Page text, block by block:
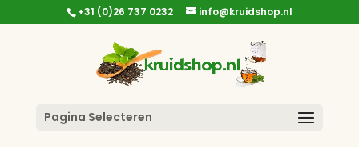
+31 (0)26 737 0232 info@kruidshop.nl
Pagina Selecteren